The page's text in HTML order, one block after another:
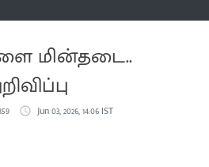
மின்தடை..
Jun 03, 2026, 14:06 IST